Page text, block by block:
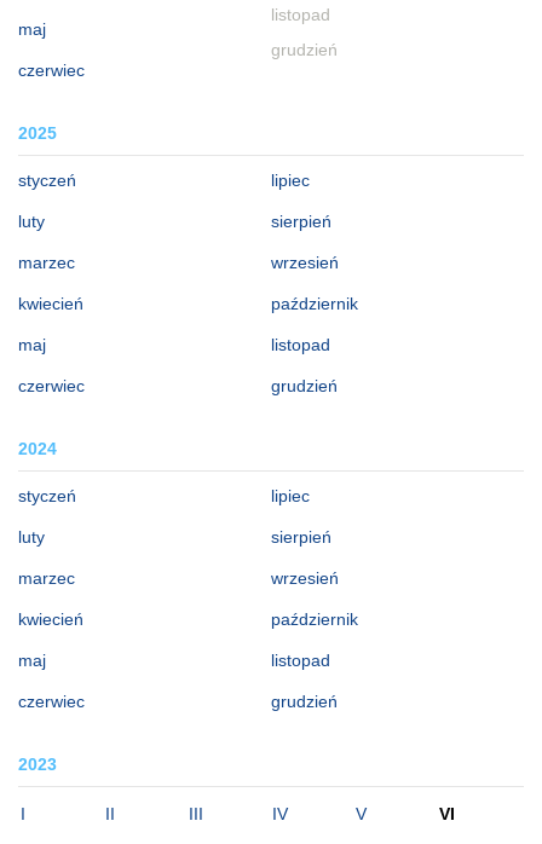
maj
czerwiec
listopad
grudzień
2025
styczeń
luty
marzec
kwiecień
maj
czerwiec
lipiec
sierpień
wrzesień
październik
listopad
grudzień
2024
styczeń
luty
marzec
kwiecień
maj
czerwiec
lipiec
sierpień
wrzesień
październik
listopad
grudzień
2023
I II III IV V VI